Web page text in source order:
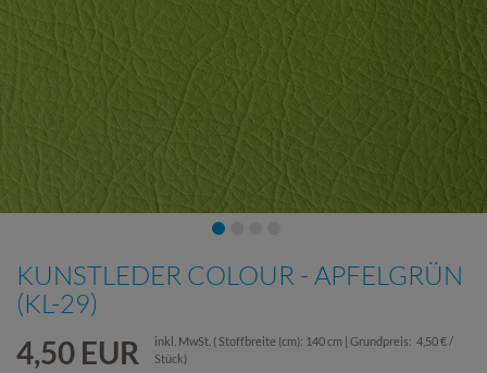
KUNSTLEDER COLOUR - APFELGRÜN
(KL-29)
4,50 EUR inkl. MwSt. ( Stoffbreite (cm): 140 cm | Grundpreis: 4,50 € /
Stück)